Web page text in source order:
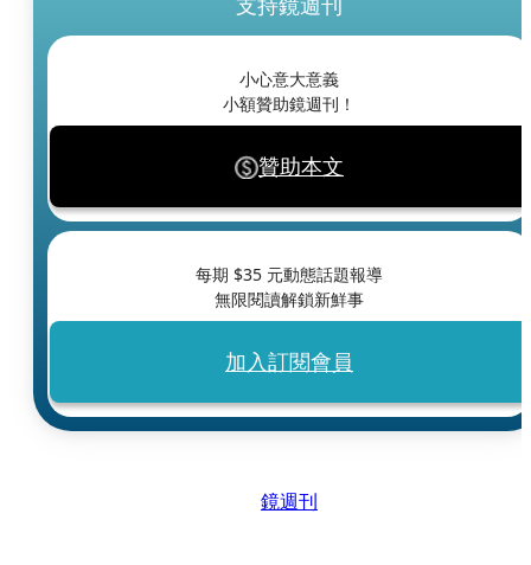
小心意大意義
小額贊助鏡週刊！
贊助本文
每期 $35 元動態話題報導
無限閱讀解鎖新鮮事
加入訂閱會員
鏡週刊